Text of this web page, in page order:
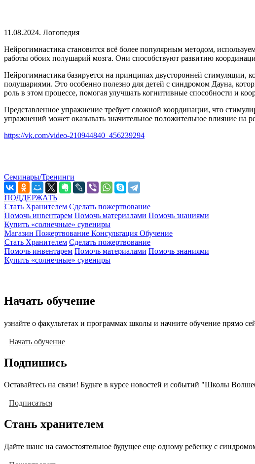
11.08.2024. Логопедия
Нейрогимнастика становится всё более популярным методом,
работы обоих полушарий мозга. Они способствуют развитию
Нейрогимнастика базируется на принципах двусторонней стимуляции,
полушариями. Это особенно полезно для детей с синдромом Дауна,
роль в этом процессе, помогая улучшать когнитивные способности и
Представленное упражнение требует сложной координации, что
упражнений может оказывать значительное положительное влияние на
https://vk.com/video-210944840_456239294
Семинары/Тренинги
ПОДДЕРЖАТЬ
Стать Хранителем Сделать пожертвование
Помочь инвентарем Помочь материалами Помочь знаниями
Купить «солнечные» сувениры
Магазин Пожертвование Консультация Обучение
Стать Хранителем Сделать пожертвование
Помочь инвентарем Помочь материалами Помочь знаниями
Купить «солнечные» сувениры
Начать обучение
узнайте о факультетах и программах школы и начните обучение прямо
Начать обучение
Подпишись
Оставайтесь на связи! Будьте в курсе новостей и событий "Школы
Подписаться
Стань хранителем
Дайте шанс на самостоятельное будущее еще одному ребенку с